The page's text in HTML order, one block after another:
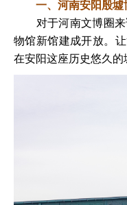
一、河南安阳殷墟
对于河南文博圈来
物馆新馆建成开放。
在安阳这座历史悠久的